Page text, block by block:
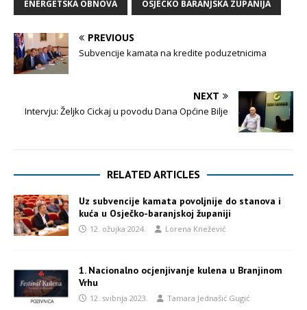
ENERGETSKA OBNOVA OSJECKO BARANJSKA ZUPANIJA
PREVIOUS
Subvencije kamata na kredite poduzetnicima
NEXT
Intervju: Željko Cickaj u povodu Dana Općine Bilje
RELATED ARTICLES
Uz subvencije kamata povoljnije do stanova i
kuća u Osječko-baranjskoj županiji
12. ožujka 2024. Lorena Knežević
1. Nacionalno ocjenjivanje kulena u Branjinom
Vrhu
12. svibnja 2023. Tamara Jednašić Gugić